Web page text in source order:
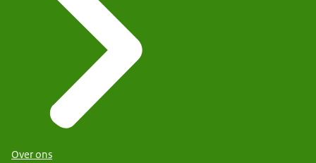
Over ons